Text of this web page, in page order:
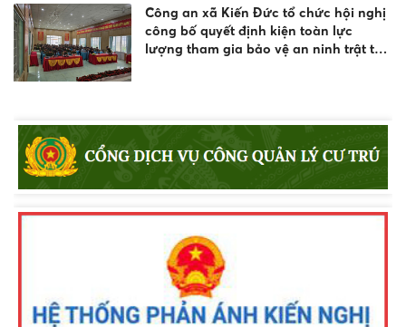
Công an xã Kiến Đức tổ chức hội nghị
công bố quyết định kiện toàn lực
lượng tham gia bảo vệ an ninh trật tự
năm 2026
chắn số" tại Lâm Đồng